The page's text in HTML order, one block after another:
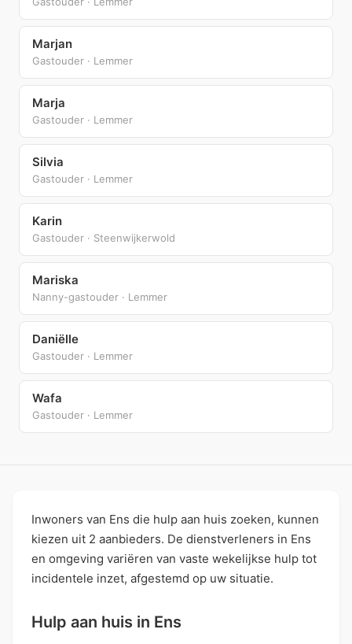
Marjan
Gastouder · Lemmer
Marja
Gastouder · Lemmer
Silvia
Gastouder · Lemmer
Karin
Gastouder · Steenwijkerwold
Mariska
Nanny-gastouder · Lemmer
Daniëlle
Gastouder · Lemmer
Wafa
Gastouder · Lemmer
Inwoners van Ens die hulp aan huis zoeken, kunnen
kiezen uit 2 aanbieders. De dienstverleners in Ens
en omgeving variëren van vaste wekelijkse hulp tot
incidentele inzet, afgestemd op uw situatie.
Hulp aan huis in Ens